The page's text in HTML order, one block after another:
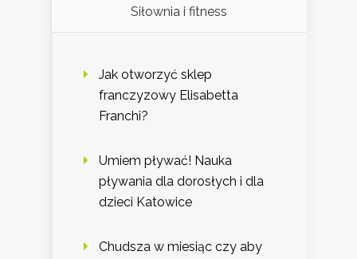
Siłownia i fitness
Jak otworzyć sklep
franczyzowy Elisabetta
Franchi?
Umiem pływać! Nauka
pływania dla dorosłych i dla
dzieci Katowice
Chudsza w miesiąc czy aby